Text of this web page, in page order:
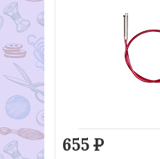
655Р